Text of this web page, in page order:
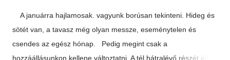
A januárra hajlamosak. vagyunk borúsan tekinteni. Hideg és
sötét van, a tavasz még olyan messze, eseménytelen és
csendes az egész hónap. Pedig megint csak a
hozzáállásunkon kellene változtatni. A tél hátralévő részét jól is